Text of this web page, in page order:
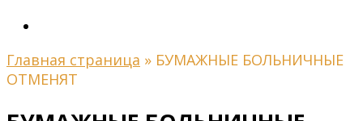
Главная страница » БУМАЖНЫЕ БОЛЬНИЧНЫЕ
ОТМЕНЯТ